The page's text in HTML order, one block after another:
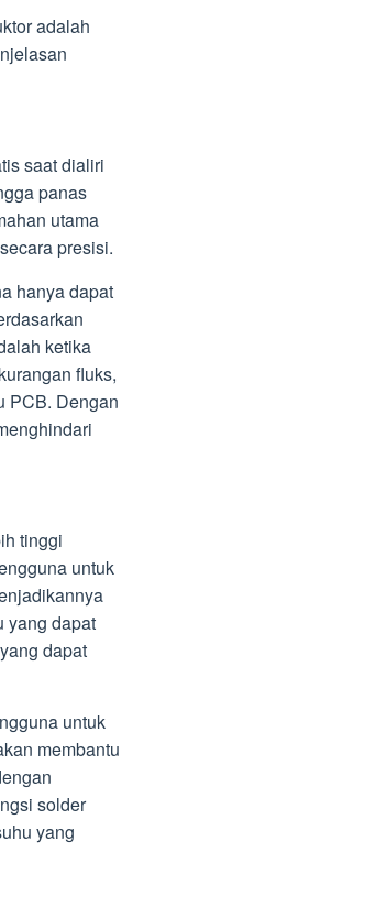
adalah
saat dialiri
panas
utama
presisi.
hanya dapat
ketika
fluks,
PCB. Dengan
tinggi
untuk
yang dapat
dapat
untuk
membantu
solder
yang